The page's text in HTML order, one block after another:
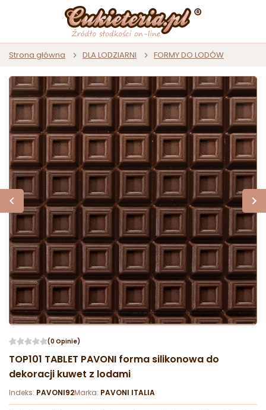
Strona główna DLA LODZIARNI FORMY DO LODÓW
(0 Opinie)
TOP101 TABLET PAVONI forma silikonowa do
dekoracji kuwet z lodami
Indeks: PAVONI92Marka: PAVONI ITALIA